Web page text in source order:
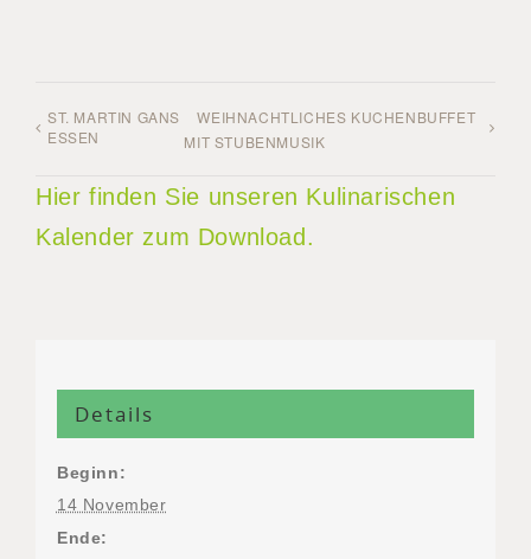
ST. MARTIN GANS
ESSEN
WEIHNACHTLICHES KUCHENBUFFET
MIT STUBENMUSIK
Hier finden Sie unseren Kulinarischen
Kalender zum Download.
Details
Beginn:
14 November
Ende: